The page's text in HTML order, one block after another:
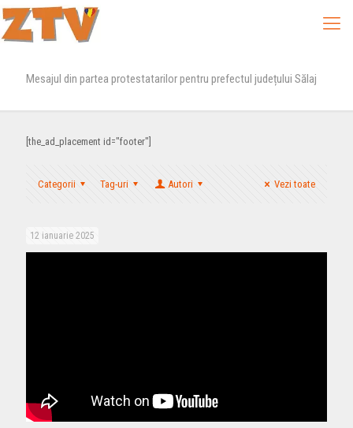
Mesajul din partea protestatarilor pentru prefectul județului Sălaj
[the_ad_placement id="footer"]
Categorii Tag-uri Autori Vezi toate
12 ianuarie 2025